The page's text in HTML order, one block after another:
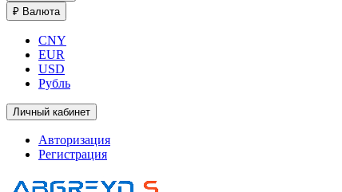
₽ Валюта
CNY
EUR
USD
Рубль
Личный кабинет
Авторизация
Регистрация